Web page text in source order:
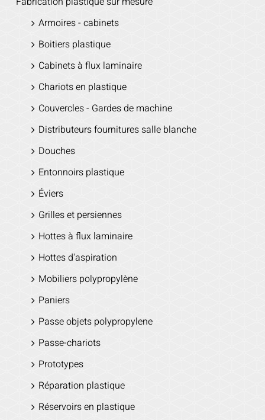
Armoires - cabinets
Boitiers plastique
Cabinets à flux laminaire
Chariots en plastique
Couvercles - Gardes de machine
Distributeurs fournitures salle blanche
Douches
Entonnoirs plastique
Éviers
Grilles et persiennes
Hottes à flux laminaire
Hottes d'aspiration
Mobiliers polypropylène
Paniers
Passe objets polypropylene
Passe-chariots
Prototypes
Réparation plastique
Réservoirs en plastique